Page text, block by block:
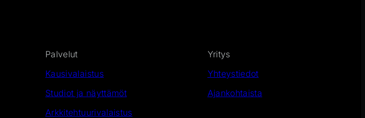
Palvelut
Kausivalaistus
Studiot ja näyttämöt
Arkkitehtuurivalaistus
Yritys
Yhteystiedot
Ajankohtaista